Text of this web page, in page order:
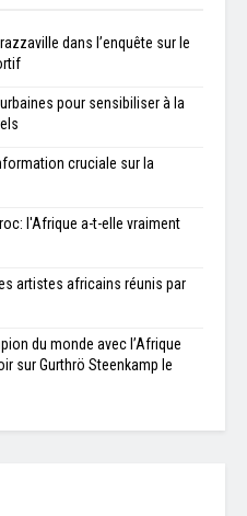
dans l’enquête sur le
pour sensibiliser à la
cruciale sur la
l'Afrique a-t-elle vraiment
artistes africains réunis par
du monde avec l’Afrique
sur Gurthrö Steenkamp le